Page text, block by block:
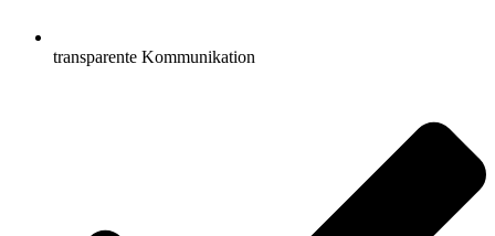
transparente Kommunikation